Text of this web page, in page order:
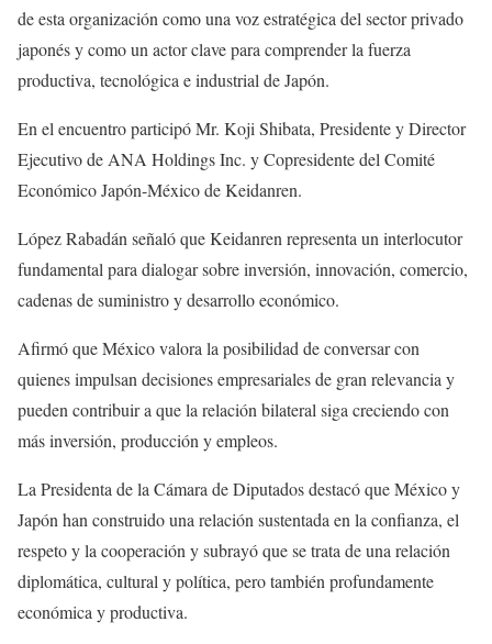
de esta organización como una voz estratégica del sector privado
japonés y como un actor clave para comprender la fuerza
productiva, tecnológica e industrial de Japón.
En el encuentro participó Mr. Koji Shibata, Presidente y Director
Ejecutivo de ANA Holdings Inc. y Copresidente del Comité
Económico Japón-México de Keidanren.
López Rabadán señaló que Keidanren representa un interlocutor
fundamental para dialogar sobre inversión, innovación, comercio,
cadenas de suministro y desarrollo económico.
Afirmó que México valora la posibilidad de conversar con
quienes impulsan decisiones empresariales de gran relevancia y
pueden contribuir a que la relación bilateral siga creciendo con
más inversión, producción y empleos.
La Presidenta de la Cámara de Diputados destacó que México y
Japón han construido una relación sustentada en la confianza, el
respeto y la cooperación y subrayó que se trata de una relación
diplomática, cultural y política, pero también profundamente
económica y productiva.